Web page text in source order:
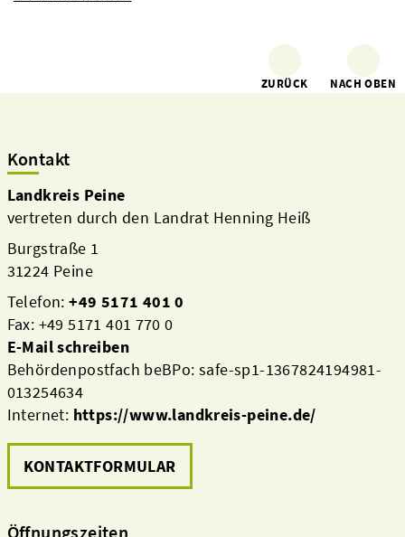
ZURÜCK NACH OBEN
Kontakt
Landkreis Peine
vertreten durch den Landrat Henning Heiß
Burgstraße 1
31224 Peine
Telefon:+49 5171 401 0
Fax: +49 5171 401 770 0
E-Mail schreiben
Behördenpostfach beBPo: safe-sp1-1367824194981-
013254634
Internet: https://www.landkreis-peine.de/
KONTAKTFORMULAR
Öffnungszeiten